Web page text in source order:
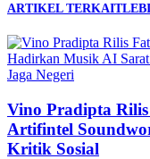
ARTIKEL TERKAIT
Jaga Negeri
Vino Pradipta
Artifintel
Kritik Sosial